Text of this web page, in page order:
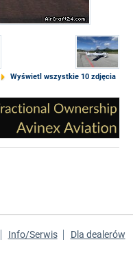
Wyświetl wszystkie 10 zdjęcia
Info/Serwis
Dla dealerów